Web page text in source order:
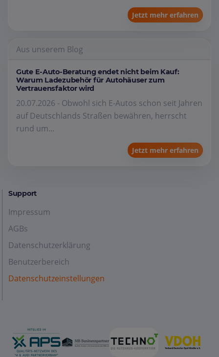
Jetzt mehr erfahren
Aus unserem Blog
Gute E-Auto-Beratung endet nicht beim Kauf:
Warum Ladezubehör für Autohäuser zum
Vertrauensfaktor wird
20.07.2026 - Obwohl sich E-Autos schon seit Jahren
auf Deutschlands Straßen bewähren, herrscht
rund um...
Jetzt mehr erfahren
Support
Impressum
AGBs
Datenschutzerklärung
Benutzerbereich
Datenschutzeinstellungen